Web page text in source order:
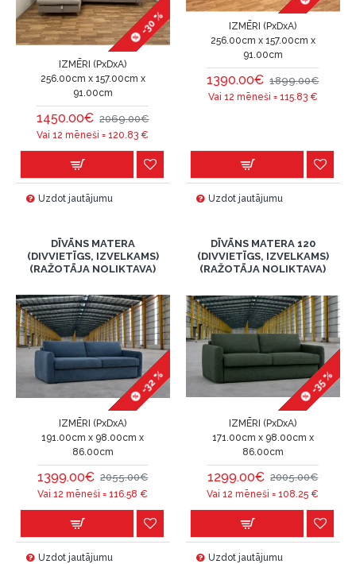
-30 %
IZMĒRI (PxDxA)
256.00cm x 157.00cm x
91.00cm
1450.00€ 2069.00€
Vai 12 mēneši =120.83 €
Uzdot jautājumu
IZMĒRI (PxDxA)
256.00cm x 157.00cm x
91.00cm
1390.00€ 1899.00€
Vai 12 mēneši = 115.83€
Uzdot jautājumu
DĪVĀNS MATERA
(DIVVIETĪGS, IZVELKAMS)
(RAŽOTĀJA NOLIKTAVA)
-32 %
IZMĒRI (PxDxA)
191.00cm x 98.00cm x
86.00cm
1399.00€ 2055.00€
Vai 12 mēneši =116.58 €
Uzdot jautājumu
DĪVĀNS MATERA 120
(DIVVIETĪGS, IZVELKAMS)
(RAŽOTĀJA NOLIKTAVA)
-35 %
IZMĒRI (PxDxA)
171.00cm x 98.00cm x
86.00cm
1299.00€ 2005.00€
Vai 12 mēneši =108.25 €
Uzdot jautājumu